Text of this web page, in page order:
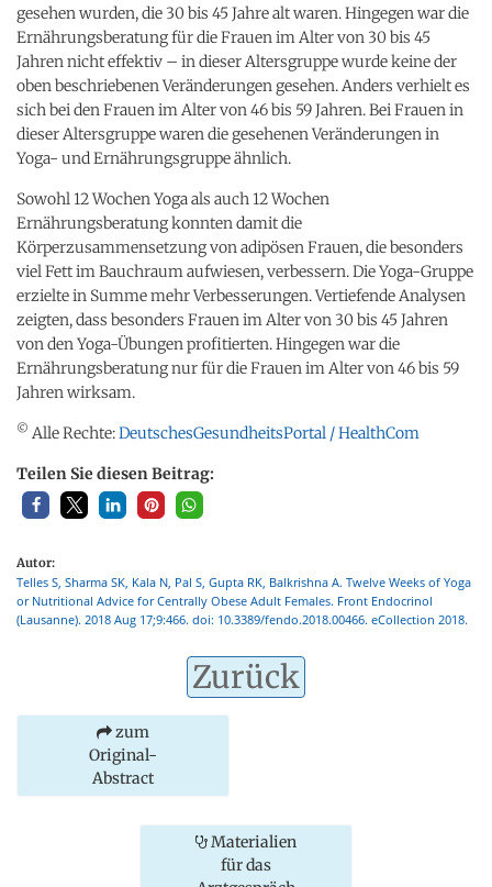
gesehen wurden, die 30 bis 45 Jahre alt waren. Hingegen war die
Ernährungsberatung für die Frauen im Alter von 30 bis 45
Jahren nicht effektiv – in dieser Altersgruppe wurde keine der
oben beschriebenen Veränderungen gesehen. Anders verhielt es
sich bei den Frauen im Alter von 46 bis 59 Jahren. Bei Frauen in
dieser Altersgruppe waren die gesehenen Veränderungen in
Yoga- und Ernährungsgruppe ähnlich.
Sowohl 12 Wochen Yoga als auch 12 Wochen
Ernährungsberatung konnten damit die
Körperzusammensetzung von adipösen Frauen, die besonders
viel Fett im Bauchraum aufwiesen, verbessern. Die Yoga-Gruppe
erzielte in Summe mehr Verbesserungen. Vertiefende Analysen
zeigten, dass besonders Frauen im Alter von 30 bis 45 Jahren
von den Yoga-Übungen profitierten. Hingegen war die
Ernährungsberatung nur für die Frauen im Alter von 46 bis 59
Jahren wirksam.
© Alle Rechte:DeutschesGesundheitsPortal / HealthCom
Teilen Sie diesen Beitrag:
Autor:
Telles S, Sharma SK, Kala N, Pal S, Gupta RK, Balkrishna A. Twelve Weeks of Yoga
or Nutritional Advice for Centrally Obese Adult Females. Front Endocrinol
(Lausanne). 2018 Aug 17;9:466. doi: 10.3389/fendo.2018.00466. eCollection 2018.
Zurück
zum
Original-
Abstract
Materialien
für das